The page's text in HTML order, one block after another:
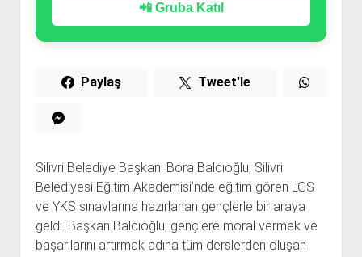
📲 Gruba Katıl
Paylaş Tweet'le
Silivri Belediye Başkanı Bora Balcıoğlu, Silivri
Belediyesi Eğitim Akademisi’nde eğitim gören LGS
ve YKS sınavlarına hazırlanan gençlerle bir araya
geldi. Başkan Balcıoğlu, gençlere moral vermek ve
başarılarını artırmak adına tüm derslerden oluşan